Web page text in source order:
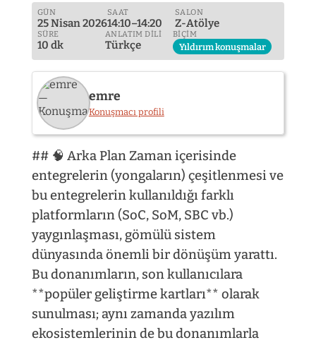
GÜN
25 Nisan 2026
SAAT
14:10–14:20
SALON
Z-Atölye
SÜRE
10 dk
ANLATIM DILI
Türkçe
BIÇIM
Yıldırım konuşmalar
emre
Konuşmacı profili
## 🧠 Arka Plan Zaman içerisinde
entegrelerin (yongaların) çeşitlenmesi ve
bu entegrelerin kullanıldığı farklı
platformların (SoC, SoM, SBC vb.)
yaygınlaşması, gömülü sistem
dünyasında önemli bir dönüşüm yarattı.
Bu donanımların, son kullanıcılara
**popüler geliştirme kartları** olarak
sunulması; aynı zamanda yazılım
ekosistemlerinin de bu donanımlarla